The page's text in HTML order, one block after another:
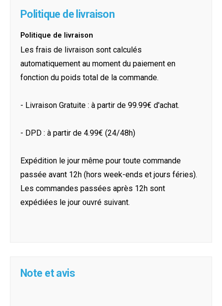
Politique de livraison
Politique de livraison
Les frais de livraison sont calculés
automatiquement au moment du paiement en
fonction du poids total de la commande.
- Livraison Gratuite : à partir de 99.99€ d'achat.
- DPD : à partir de 4.99€ (24/48h)
Expédition le jour même pour toute commande
passée avant 12h (hors week-ends et jours féries).
Les commandes passées après 12h sont
expédiées le jour ouvré suivant.
Note et avis